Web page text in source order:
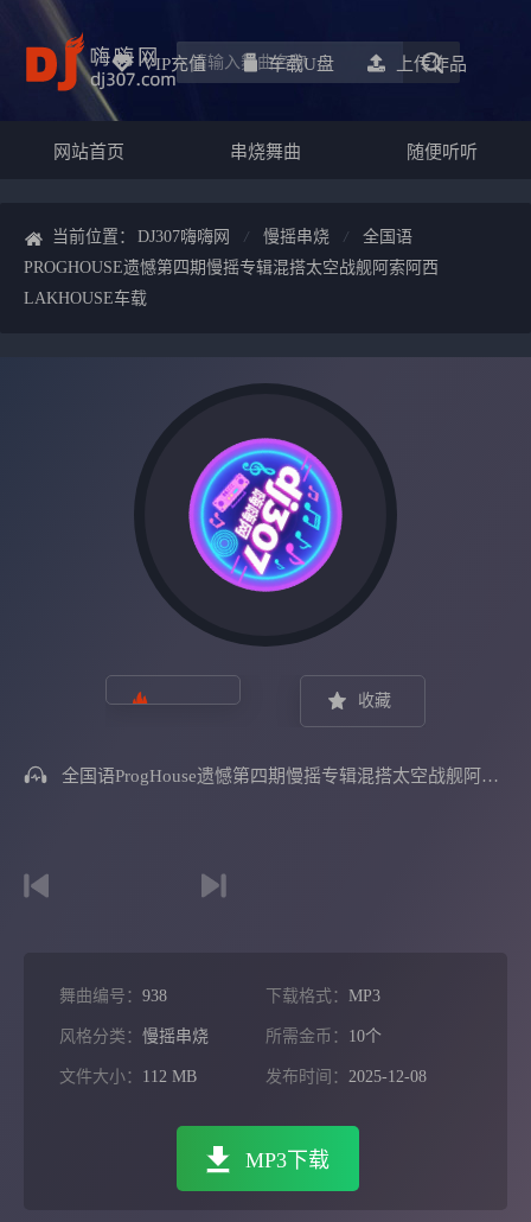
VIP充值 车载u盘 上传作品
网站首页 串烧舞曲 随便听听
当前位置： DJ307嗨嗨网 慢摇串烧
全国语
PROGHOUSE遗憾第四期慢摇专辑混搭太空战舰阿索阿西
LAKHOUSE车载
收藏
全国语ProgHouse遗憾第四期慢摇专辑混搭太空战舰阿索阿西LakHouse车载
舞曲编号： 938 下载格式： MP3
风格分类： 慢摇串烧 所需金币： 10个
文件大小： 112 MB 发布时间： 2025-12-08
MP3下载